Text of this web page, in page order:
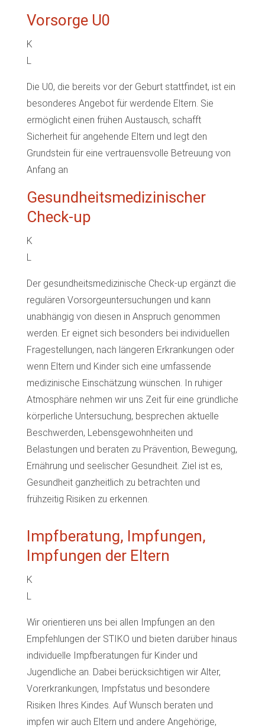
Vorsorge U0
K
L
Die U0, die bereits vor der Geburt stattfindet, ist ein
besonderes Angebot für werdende Eltern. Sie
ermöglicht einen frühen Austausch, schafft
Sicherheit für angehende Eltern und legt den
Grundstein für eine vertrauensvolle Betreuung von
Anfang an
Gesundheitsmedizinischer
Check-up
K
L
Der gesundheitsmedizinische Check-up ergänzt die
regulären Vorsorgeuntersuchungen und kann
unabhängig von diesen in Anspruch genommen
werden. Er eignet sich besonders bei individuellen
Fragestellungen, nach längeren Erkrankungen oder
wenn Eltern und Kinder sich eine umfassende
medizinische Einschätzung wünschen. In ruhiger
Atmosphäre nehmen wir uns Zeit für eine gründliche
körperliche Untersuchung, besprechen aktuelle
Beschwerden, Lebensgewohnheiten und
Belastungen und beraten zu Prävention, Bewegung,
Ernährung und seelischer Gesundheit. Ziel ist es,
Gesundheit ganzheitlich zu betrachten und
frühzeitig Risiken zu erkennen.
Impfberatung, Impfungen,
Impfungen der Eltern
K
L
Wir orientieren uns bei allen Impfungen an den
Empfehlungen der STIKO und bieten darüber hinaus
individuelle Impfberatungen für Kinder und
Jugendliche an. Dabei berücksichtigen wir Alter,
Vorerkrankungen, Impfstatus und besondere
Risiken Ihres Kindes. Auf Wunsch beraten und
impfen wir auch Eltern und andere Angehörige,